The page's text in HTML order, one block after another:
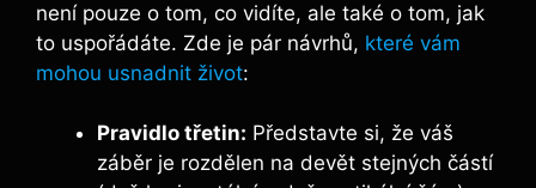
není pouze o tom, co vidíte, ale také o tom, jak
to uspořádáte. Zde je pár návrhů, které vám
mohou usnadnit život:
Pravidlo třetin: Představte si, že váš
záběr je rozdělen na devět stejných částí